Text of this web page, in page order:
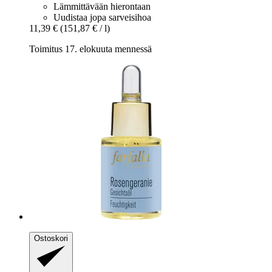
Lämmittävään hierontaan
Uudistaa jopa sarveisihoa
11,39 € (151,87 € / l)
Toimitus 17. elokuuta mennessä
Ostoskori